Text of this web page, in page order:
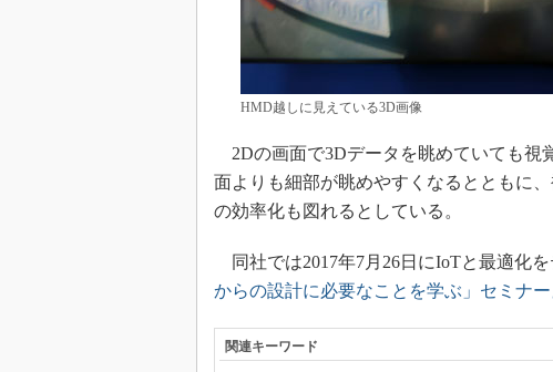
HMD越しに見えている3D画像
2Dの画面で3Dデータを眺めていても視
面よりも細部が眺めやすくなるとともに
の効率化も図れるとしている。
同社では2017年7月26日にIoTと最適化
からの設計に必要なことを学ぶ」セミナー
関連キーワード